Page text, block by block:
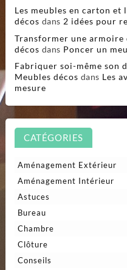
Les meubles en carton et
décos dans 2 idées pour
Transformer une armoire
décos dans Poncer un
Fabriquer soi-même son
Meubles décos dans Les
mesure
CATÉGORIES
Aménagement Extérieur
Aménagement Intérieur
Astuces
Bureau
Chambre
Clôture
Conseils